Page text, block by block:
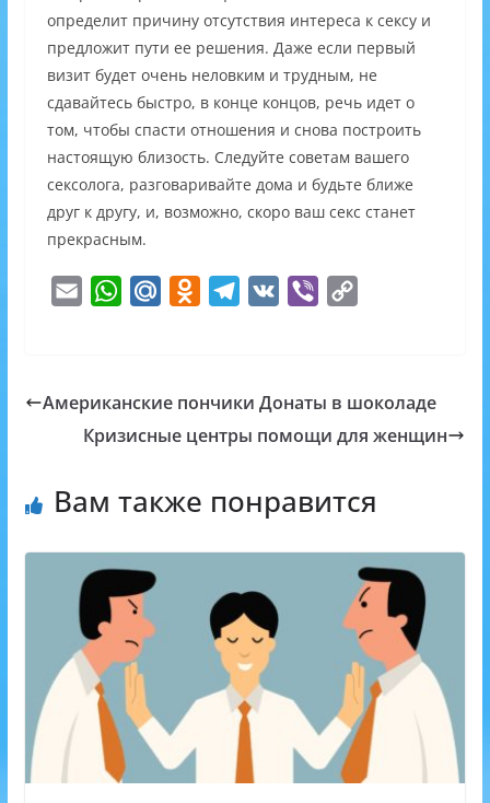
определит причину отсутствия интереса к сексу и
предложит пути ее решения. Даже если первый
визит будет очень неловким и трудным, не
сдавайтесь быстро, в конце концов, речь идет о
том, чтобы спасти отношения и снова построить
настоящую близость. Следуйте советам вашего
сексолога, разговаривайте дома и будьте ближе
друг к другу, и, возможно, скоро ваш секс станет
прекрасным.
l
W
s
A
p
.
R
k
l
s
g
r
m
r
L
i
k
Американские пончики Донаты в шоколаде
Кризисные центры помощи для женщин
Вам также понравится